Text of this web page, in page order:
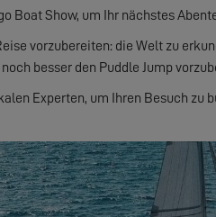
Boat Show, um Ihr nächstes
vorzubereiten: die Welt zu
besser den Puddle Jump
Experten, um Ihren Besuch zu
SIE DIE